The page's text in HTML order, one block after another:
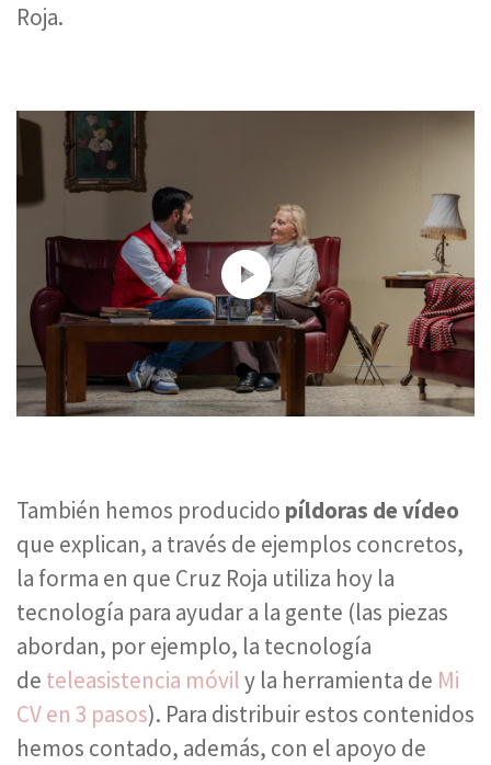
Roja.
También hemos producido píldoras de vídeo
que explican, a través de ejemplos concretos,
la forma en que Cruz Roja utiliza hoy la
tecnología para ayudar a la gente (las piezas
abordan, por ejemplo, la tecnología
de teleasistencia móvily la herramienta de Mi
CV en 3 pasos). Para distribuir estos contenidos
hemos contado, además, con el apoyo de